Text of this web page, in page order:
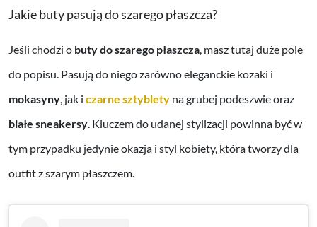
Jakie buty pasują do szarego płaszcza?
Jeśli chodzi o buty do szarego płaszcza , masz tutaj duże pole
do popisu. Pasują do niego zarówno eleganckie kozaki i
mokasyny , jak i czarne sztyblety na grubej podeszwie oraz
białe sneakersy . Kluczem do udanej stylizacji powinna być w
tym przypadku jedynie okazja i styl kobiety, która tworzy dla
outfit z szarym płaszczem.